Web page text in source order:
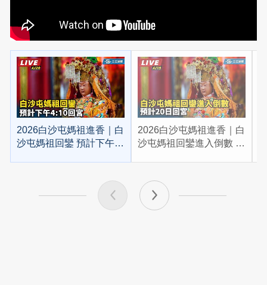
2026白沙屯媽祖進香｜白
沙屯媽祖回鑾 預計下午
2026白沙屯媽祖進香｜白
沙屯媽祖回鑾進入倒數 預